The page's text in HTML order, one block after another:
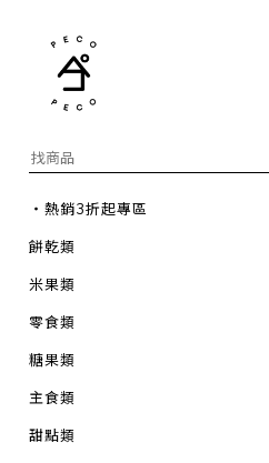
・熱銷3折起專區
餅乾類
米果類
零食類
糖果類
主食類
甜點類